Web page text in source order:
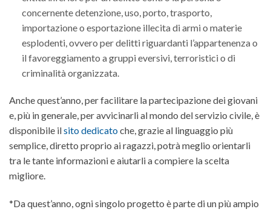
concernente detenzione, uso, porto, trasporto,
importazione o esportazione illecita di armi o materie
esplodenti, ovvero per delitti riguardanti l’appartenenza o
il favoreggiamento a gruppi eversivi, terroristici o di
criminalità organizzata.
Anche quest’anno, per facilitare la partecipazione dei giovani
e, più in generale, per avvicinarli al mondo del servizio civile, è
disponibile ilsito dedicatoche, grazie al linguaggio più
semplice, diretto proprio ai ragazzi, potrà meglio orientarli
tra le tante informazioni e aiutarli a compiere la scelta
migliore.
*Da quest’anno, ogni singolo progetto è parte di un più ampio